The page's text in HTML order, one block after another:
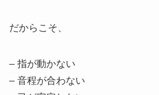
だからこそ、
– 指が動かない
– 音程が合わない